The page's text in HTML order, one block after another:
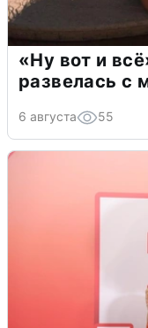
«Ну вот и
развелась
6 августа 55